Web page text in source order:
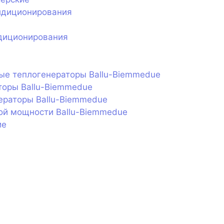
теплогенераторы Ballu-Biemmedue
Ballu-Biemmedue
Ballu-Biemmedue
мощности Ballu-Biemmedue